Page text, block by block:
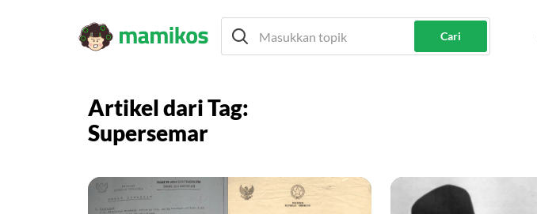
Cari
Artikel dari Tag:
Supersemar